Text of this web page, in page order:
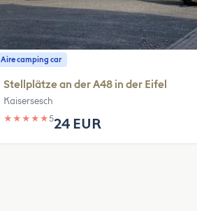
Aire camping car
Stellplätze an der A48 in der Eifel
Kaisersesch
★ ★ ★ ★ ★524 EUR